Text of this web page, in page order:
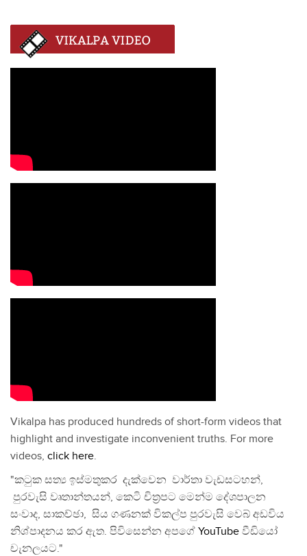
Vikalpa has produced hundreds of short-form videos that
highlight and investigate inconvenient truths. For more
videos, click here.
"කටුක සත්‍ය ඉස්මතුකර දැක්වෙන වාර්තා වැඩසටහන්,
පුරවැසි වෘතාන්තයන්, කෙටි චිත්‍රපට මෙන්ම දේශපාලන
සංවාද, සාකච්ඡා, සිය ගණනක් විකල්ප පුරවැසි වෙබ් අඩවිය
නිශ්පාදනය කර ඇත. පිවිසෙන්න අපගේ YouTube වීඩියෝ
චැනලයට."